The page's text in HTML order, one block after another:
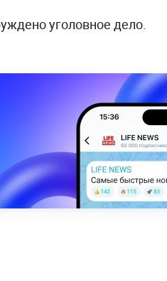
уголовное дело.